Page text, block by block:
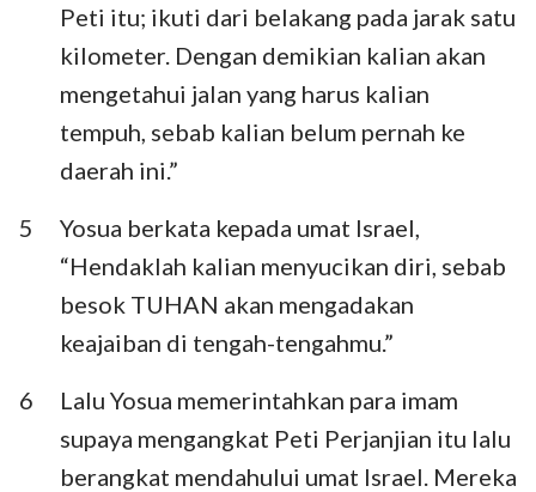
Peti itu; ikuti dari belakang pada jarak satu
kilometer. Dengan demikian kalian akan
mengetahui jalan yang harus kalian
tempuh, sebab kalian belum pernah ke
daerah ini.”
5
Yosua berkata kepada umat Israel,
“Hendaklah kalian menyucikan diri, sebab
besok TUHAN akan mengadakan
keajaiban di tengah-tengahmu.”
6
Lalu Yosua memerintahkan para imam
supaya mengangkat Peti Perjanjian itu lalu
berangkat mendahului umat Israel. Mereka